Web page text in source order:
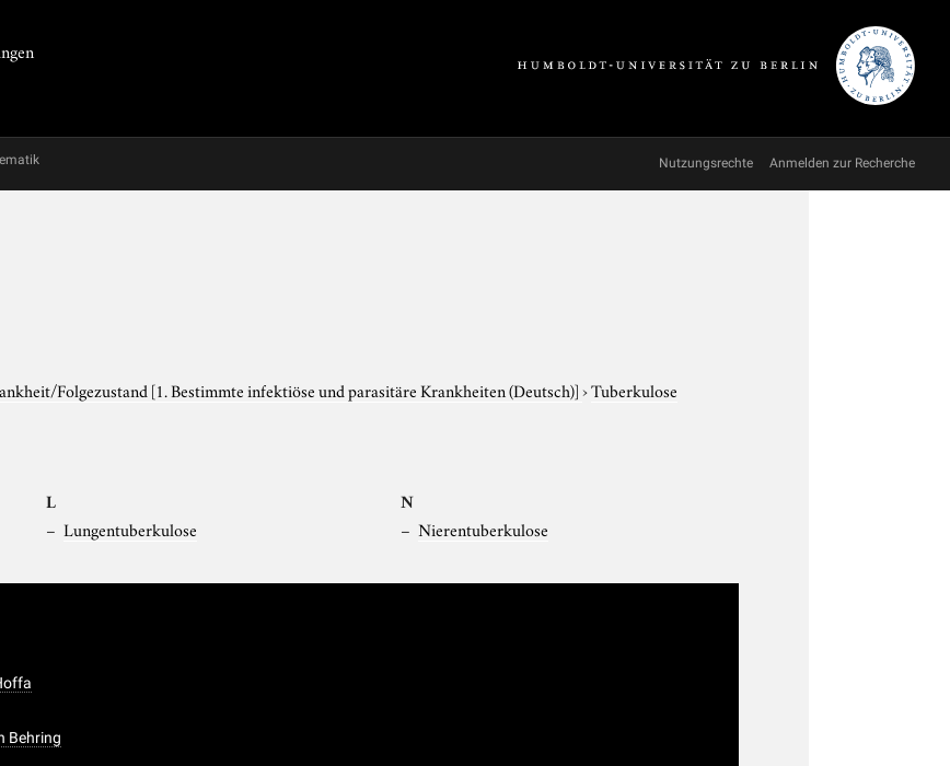
Nutzungsrechte Anmelden zur Recherche
Folgezustand [1. Bestimmte infektiöse und parasitäre Krankheiten (Deutsch)]›Tuberkulose
L
Lungentuberkulose
N
Nierentuberkulose
Behring